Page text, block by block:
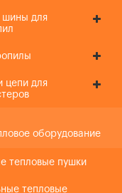
шины для
цепи для
оборудование
тепловые пушки
тепловые